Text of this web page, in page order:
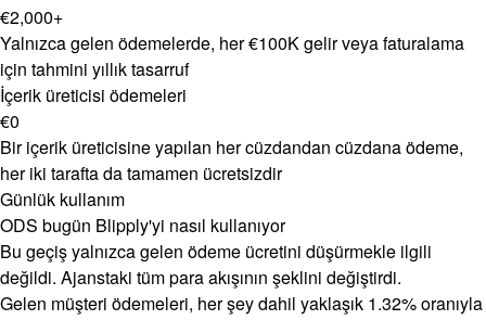
€2,000+
Yalnızca gelen ödemelerde, her €100K gelir veya faturalama
için tahmini yıllık tasarruf
İçerik üreticisi ödemeleri
€0
Bir içerik üreticisine yapılan her cüzdandan cüzdana ödeme,
her iki tarafta da tamamen ücretsizdir
Günlük kullanım
ODS bugün Blipply'yi nasıl kullanıyor
Bu geçiş yalnızca gelen ödeme ücretini düşürmekle ilgili
değildi. Ajanstaki tüm para akışının şeklini değiştirdi.
Gelen müşteri ödemeleri, her şey dahil yaklaşık 1.32% oranıyla